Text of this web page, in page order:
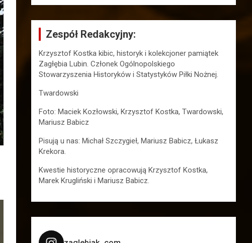
Zespół Redakcyjny:
Krzysztof Kostka kibic, historyk i kolekcjoner pamiątek
Zagłębia Lubin. Członek Ogólnopolskiego
Stowarzyszenia Historyków i Statystyków Piłki Nożnej.
Twardowski
Foto: Maciek Kozłowski, Krzysztof Kostka, Twardowski,
Mariusz Babicz
Pisują u nas: Michał Szczygieł, Mariusz Babicz, Łukasz
Krekora.
Kwestie historyczne opracowują Krzysztof Kostka,
Marek Krugliński i Mariusz Babicz.